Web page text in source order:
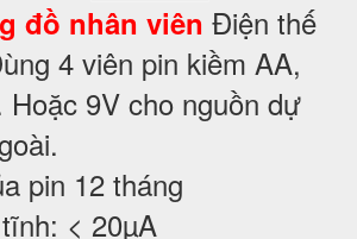
đồ nhân viên Điện thế
4 viên pin kiềm AA,
Hoặc 9V cho nguồn dự
pin 12 tháng
< 20µA